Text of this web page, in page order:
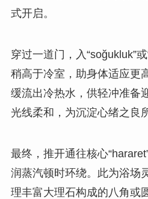
式开启。
穿过一道门，入“soğukluk”或
稍高于冷室，助身体适应更
缓流出冷热水，供轻冲准备
光线柔和，为沉淀心绪之良
最终，推开通往核心
润蒸汽顿时环绕。此为浴场
理丰富大理石构成的八角或